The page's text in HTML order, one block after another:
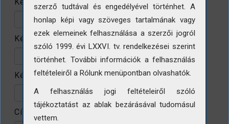
Készítés helye
Készítés évtizede
Címke
szerző tudtával és engedélyével történhet. A
honlap képi vagy szöveges tartalmának vagy
ezek elemeinek felhasználása a szerzői jogról
szóló 1999. évi LXXVI. tv. rendelkezései szerint
történhet. További információk a felhasználás
feltételeiről a Rólunk menüpontban olvashatók.
A felhasználás jogi feltételeiről szóló
tájékoztatást az ablak bezárásával tudomásul
vettem.